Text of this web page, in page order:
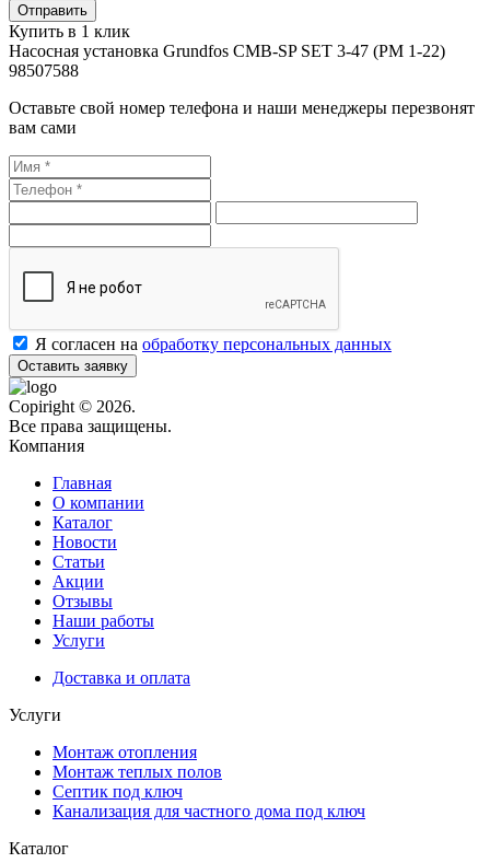
Купить в 1 клик
Насосная установка Grundfos CMB-SP SET 3-47 (PM 1-22)
98507588
Оставьте свой номер телефона и наши менеджеры перезвонят
вам сами
Я согласен на обработку персональных данных
Оставить заявку
Copiright © 2026.
Все права защищены.
Компания
Главная
О компании
Каталог
Новости
Статьи
Акции
Отзывы
Наши работы
Услуги
Доставка и оплата
Услуги
Монтаж отопления
Монтаж теплых полов
Септик под ключ
Канализация для частного дома под ключ
Каталог